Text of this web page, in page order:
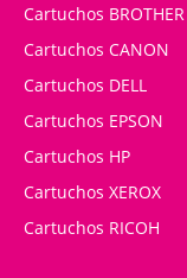
Cartuchos BROTHER
Cartuchos CANON
Cartuchos DELL
Cartuchos EPSON
Cartuchos HP
Cartuchos XEROX
Cartuchos RICOH